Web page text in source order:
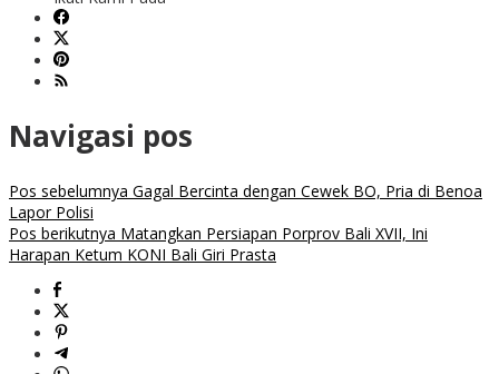
Navigasi pos
Pos sebelumnya Gagal Bercinta dengan Cewek BO, Pria di Benoa
Lapor Polisi
Pos berikutnya Matangkan Persiapan Porprov Bali XVII, Ini
Harapan Ketum KONI Bali Giri Prasta